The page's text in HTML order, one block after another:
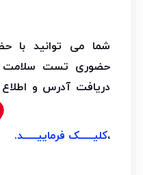
شما می توانید با
حضوری تست سلامت
دریافت آدرس و
،کلیـــــک فرماییـــــد.